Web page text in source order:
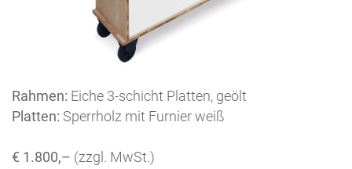
Rahmen: Eiche 3-schicht Platten, geölt
Platten: Sperrholz mit Furnier weiß
€ 1.800,– (zzgl. MwSt.)